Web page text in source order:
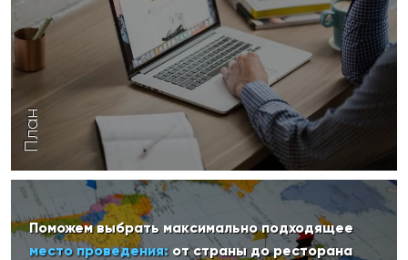
План
Поможем выбрать максимально подходящее
место проведения: от страны до ресторана